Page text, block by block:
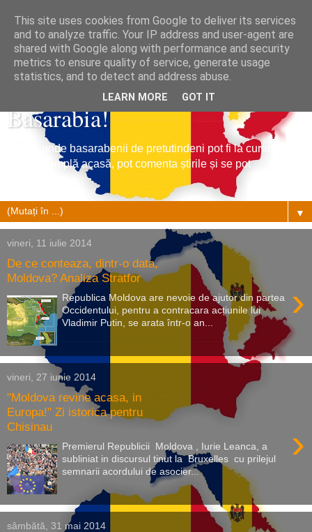
Tribuna Basarabiei, Stiri din
Basarabia!
Un loc unde basarabenii de pretutindeni pot fi la curent cu
ce se întâmplă acasă, pot comenta știrile și se pot
▼
vineri, 11 iulie 2014
De ce conteaza, dintr-o data,
Moldova? Analiza Stratfor
›
Republica Moldova are nevoie de ajutor din partea
Occidentului, pentru a contracara acțiunile lui
Vladimir Putin, se arata într-o an...
vineri, 27 iunie 2014
"Moldova revine acasa, in
Europa!" Zi istorica pentru
Chisinau
›
Premierul Republicii Moldova , Iurie Leanca, a
subliniat in discursul tinut la Bruxelles cu prilejul
semnarii acordului de asocier...
sâmbătă, 31 mai 2014
This site uses cookies from Google to deliver its services
and to analyze traffic. Your IP address and user-agent are
shared with Google along with performance and security
metrics to ensure quality of service, generate usage
statistics, and to detect and address abuse.
LEARN MORE GOT IT